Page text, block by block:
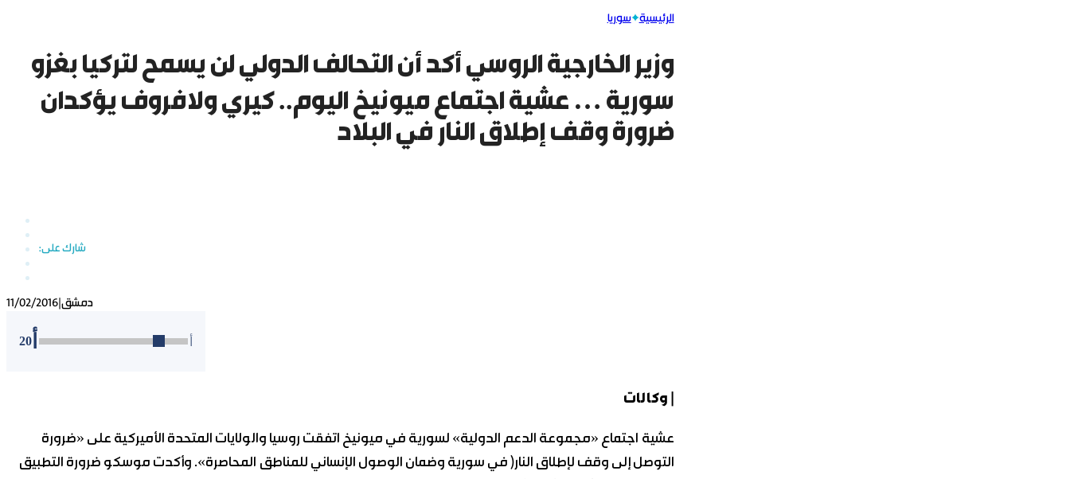
الرئيسية سوريا
وزير الخارجية الروسي أكد أن التحالف الدولي لن يسمح لتركيا بغزو
سورية … عشية اجتماع ميونيخ اليوم.. كيري ولافروف يؤكدان
ضرورة وقف إطلاق النار في البلاد
11/02/2016 دمشق
20
| وكالات
عشية اجتماع «مجموعة الدعم الدولية» لسورية في ميونيخ اتفقت روسيا والولايات المتحدة الأميركية على «ضرورة
التوصل إلى وقف لإطلاق النار( في سورية وضمان الوصول الإنساني للمناطق المحاصرة». وأكدت موسكو ضرورة التطبيق